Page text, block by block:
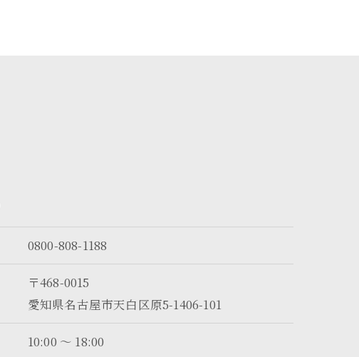
0800-808-1188
〒468-0015
愛知県名古屋市天白区原5-1406-101
10:00 〜 18:00